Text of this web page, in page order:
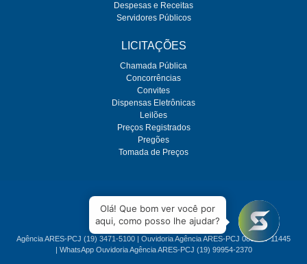
Despesas e Receitas
Servidores Públicos
LICITAÇÕES
Chamada Pública
Concorrências
Convites
Dispensas Eletrônicas
Leilões
Preços Registrados
Pregões
Tomada de Preços
O SEMAE é regulado pela ARES-PCJ
Agência ARES-PCJ (19) 3471-5100 | Ouvidoria Agência ARES-PCJ 0800 77 11445
| WhatsApp Ouvidoria Agência ARES-PCJ (19) 99954-2370
Olá! Que bom ver você por
aqui, como posso lhe ajudar?